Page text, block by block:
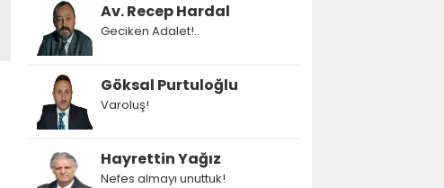
Av. Recep Hardal
Geciken Adalet!..
Göksal Purtuloğlu
Varoluş!
Hayrettin Yağız
Nefes almayı unuttuk!